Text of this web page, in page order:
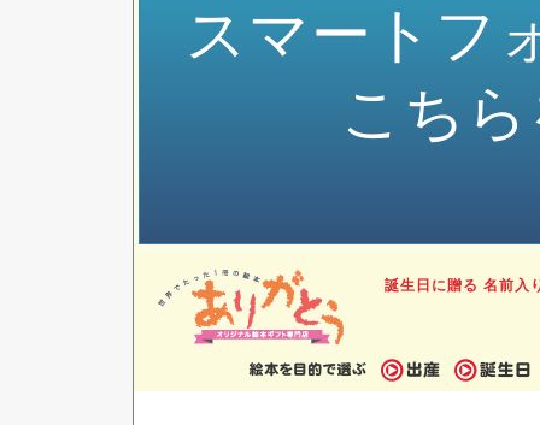
スマートフ
こち
誕生日に贈る 名前入